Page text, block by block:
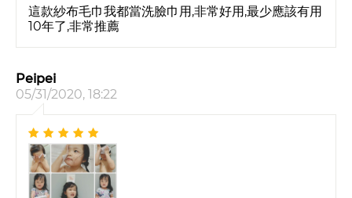
這款紗布毛巾我都當洗臉巾用,非常好用,最少應該有用
10年了,非常推薦
Peipei
05/31/2020, 18:22